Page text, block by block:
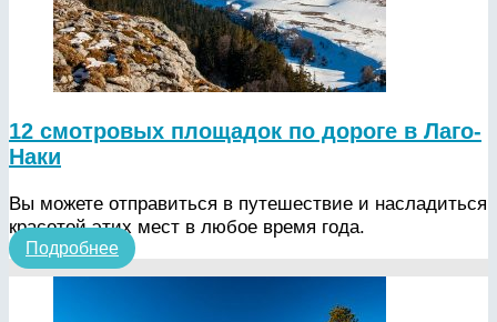
12 смотровых площадок по дороге в Лаго-
Наки
Вы можете отправиться в путешествие и насладиться
красотой этих мест в любое время года.
Подробнее